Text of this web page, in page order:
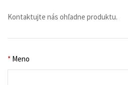
Kontaktujte nás ohľadne produktu.
* Meno